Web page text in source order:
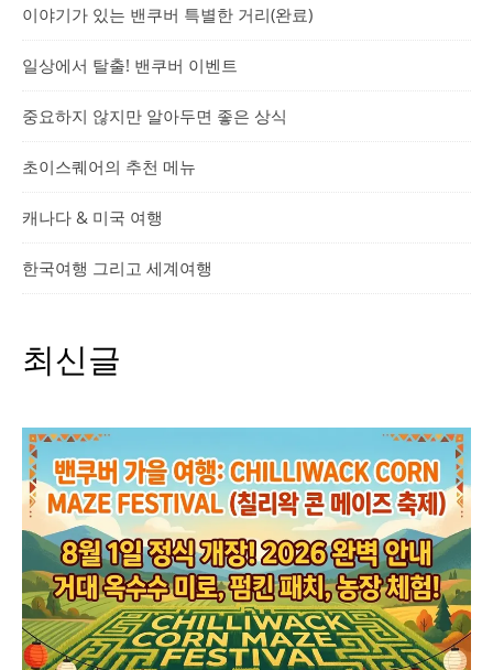
이야기가 있는 밴쿠버 특별한 거리(완료)
일상에서 탈출! 밴쿠버 이벤트
중요하지 않지만 알아두면 좋은 상식
초이스퀘어의 추천 메뉴
캐나다 & 미국 여행
한국여행 그리고 세계여행
최신글